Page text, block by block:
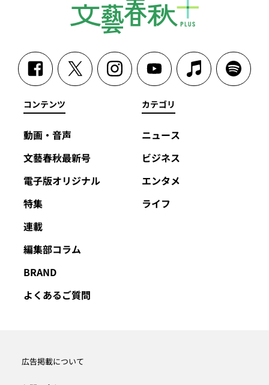
コンテンツ
動画・音声
文藝春秋最新号
電子版オリジナル
特集
連載
編集部コラム
BRAND
よくあるご質問
カテゴリ
ニュース
ビジネス
エンタメ
ライフ
広告掲載について